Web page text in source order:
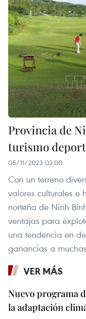
Provincia de
turismo
05/11/2023 03:00
Con un terreno
valores culturales e
norteña de Ninh
ventajas para
una tendencia en
ganancias a
VER MÁS
Nuevo programa
la adaptación